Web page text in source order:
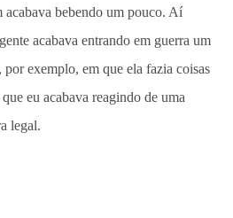
acabava bebendo um pouco. Aí
acabava entrando em guerra um
exemplo, em que ela fazia coisas
eu acabava reagindo de uma
legal.